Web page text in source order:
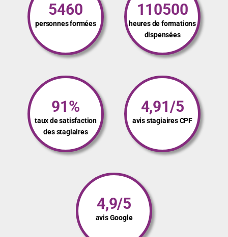
5460
personnes formées
110500
heures de formations
dispensées
91%
taux de satisfaction
des stagiaires
4,91/5
avis stagiaires CPF
4,9/5
avis Google